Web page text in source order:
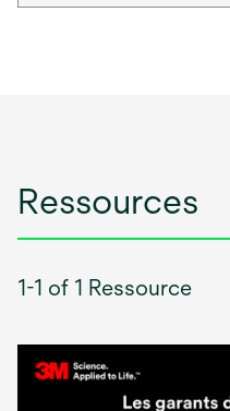
Ressources
1-1 of 1 Ressource